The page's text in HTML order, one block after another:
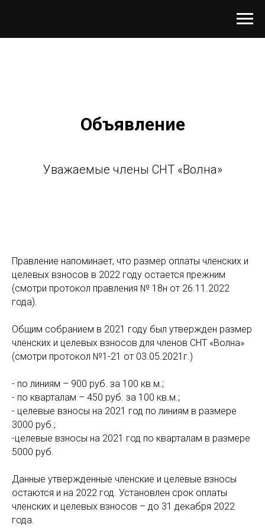
Объявление
Уважаемые члены СНТ «Волна»
Правление напоминает, что размер оплаты членских и
целевых взносов в 2022 году остается прежним
(смотри протокол правления № 18н от 26.11.2022
года).
Общим собранием в 2021 году был утвержден размер
членских и целевых взносов для членов СНТ «Волна»
(смотри протокол №1-21 от 03.05.2021г.)
- по линиям – 900 руб. за 100 кв.м.;
- по кварталам – 450 руб. за 100 кв.м.;
- целевые взносы на 2021 год по линиям в размере
3000 руб.;
-целевые взносы на 2021 год по кварталам в размере
5000 руб.
Данные утвержденные членские и целевые взносы
остаются и на 2022 год. Установлен срок оплаты
членских и целевых взносов – до 31 декабря 2022
года.